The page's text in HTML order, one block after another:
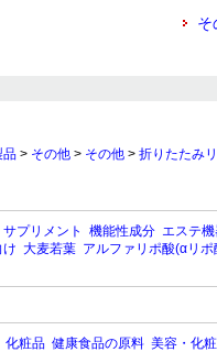
そ
品 > その他 > その他 > 折りたたみ
サプリメント 機能性成分 エステ
大麦若葉 アルファリポ酸(αリポ
化粧品 健康食品の原料 美容・化